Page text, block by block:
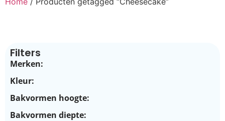
Filters
Merken:
Kleur:
Bakvormen hoogte:
Bakvormen diepte: